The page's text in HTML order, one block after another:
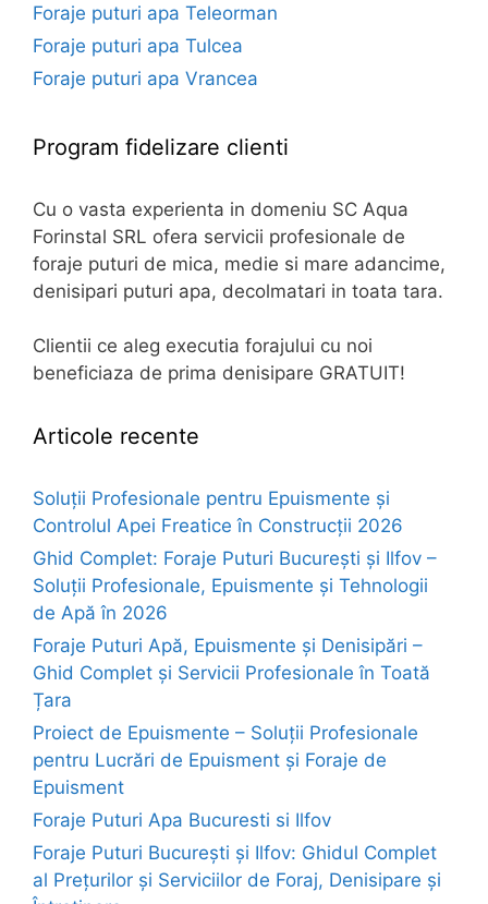
Foraje puturi apa Teleorman
Foraje puturi apa Tulcea
Foraje puturi apa Vrancea
Program fidelizare clienti
Cu o vasta experienta in domeniu SC Aqua
Forinstal SRL ofera servicii profesionale de
foraje puturi de mica, medie si mare adancime,
denisipari puturi apa, decolmatari in toata tara.
Clientii ce aleg executia forajului cu noi
beneficiaza de prima denisipare GRATUIT!
Articole recente
Soluții Profesionale pentru Epuismente și
Controlul Apei Freatice în Construcții 2026
Ghid Complet: Foraje Puturi București și Ilfov –
Soluții Profesionale, Epuismente și Tehnologii
de Apă în 2026
Foraje Puturi Apă, Epuismente și Denisipări –
Ghid Complet și Servicii Profesionale în Toată
Țara
Proiect de Epuismente – Soluții Profesionale
pentru Lucrări de Epuisment și Foraje de
Epuisment
Foraje Puturi Apa Bucuresti si Ilfov
Foraje Puturi București și Ilfov: Ghidul Complet
al Prețurilor și Serviciilor de Foraj, Denisipare și